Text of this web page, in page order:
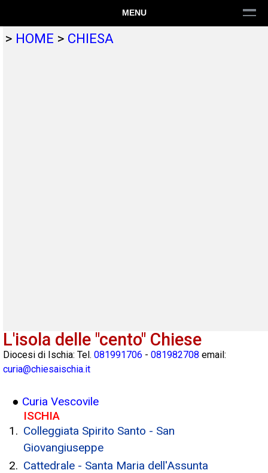
MENU
> HOME > CHIESA
L'isola delle "cento" Chiese
Diocesi di Ischia: Tel. 081991706 - 081982708 email:
curia@chiesaischia.it
● Curia Vescovile
ISCHIA
Colleggiata Spirito Santo - San
Giovangiuseppe
Cattedrale - Santa Maria dell'Assunta